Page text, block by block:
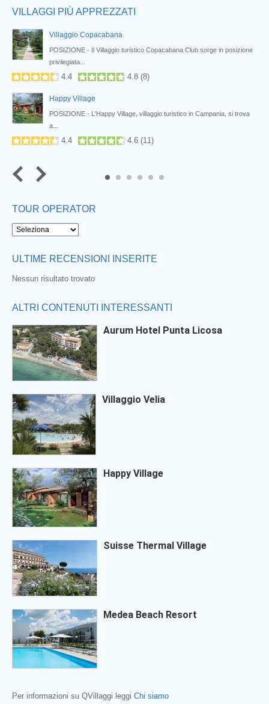
VILLAGGI PIÙ APPREZZATI
Villaggio Copacabana
POSIZIONE - Il Villaggio turistico Copacabana Club sorge in posizione
privilegiata...
4.4 4.8 (8)
Happy Village
POSIZIONE - L'Happy Village, villaggio turistico in Campania, si trova
a...
4.4 4.6 (11)
TOUR OPERATOR
ULTIME RECENSIONI INSERITE
Nessun risultato trovato
ALTRI CONTENUTI INTERESSANTI
Aurum Hotel Punta Licosa
Villaggio Velia
Happy Village
Suisse Thermal Village
Medea Beach Resort
Per informazioni su QVillaggi leggi Chi siamo